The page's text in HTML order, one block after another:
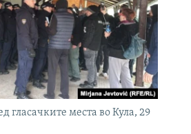
гласачките места во Кула, 29